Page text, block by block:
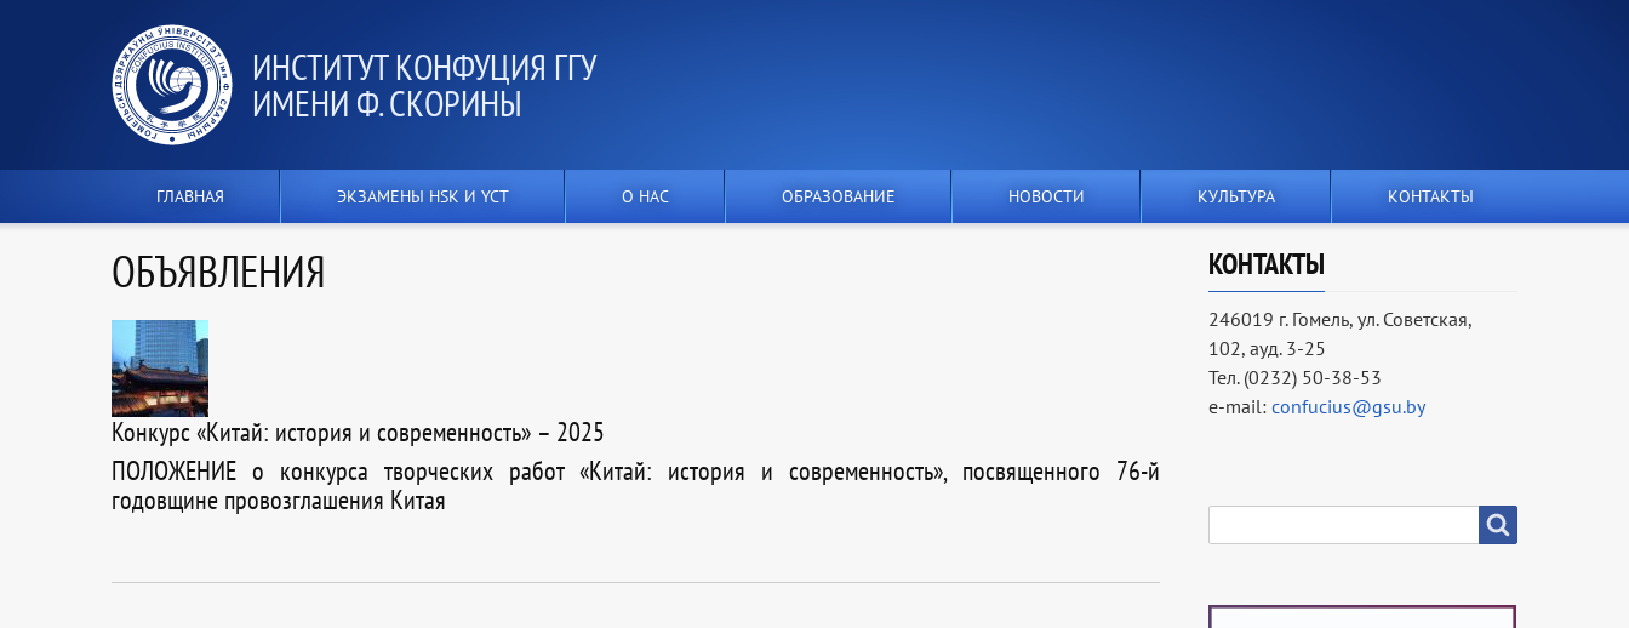
ИНСТИТУТ КОНФУЦИЯ ГГУ
ИМЕНИ Ф. СКОРИНЫ
ГЛАВНАЯ ЭКЗАМЕНЫ HSK И YCT О НАС ОБРАЗОВАНИЕ НОВОСТИ КУЛЬТУРА КОНТАКТЫ
ОБЪЯВЛЕНИЯ
Конкурс «Китай: история и современность» – 2025
ПОЛОЖЕНИЕ о конкурса творческих работ «Китай: история и современность», посвященного 76-й
годовщине провозглашения Китая
КОНТАКТЫ
246019 г. Гомель, ул. Советская,
102, ауд. 3-25
Тел. (0232) 50-38-53
e-mail: confucius@gsu.by